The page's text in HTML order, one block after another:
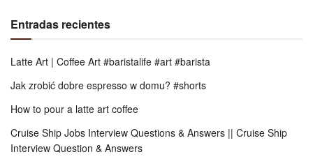
Entradas recientes
Latte Art | Coffee Art #baristalife #art #barista
Jak zrobić dobre espresso w domu? #shorts
How to pour a latte art coffee
Cruise Ship Jobs Interview Questions & Answers || Cruise Ship
Interview Question & Answers